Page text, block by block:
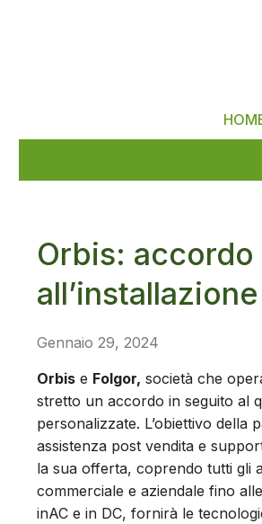
Orbis:
Gennaio 29, 2024
Orbis e Folgor, società che
stretto un accordo in seguito al
personalizzate. L’obiettivo della
assistenza post vendita e
la sua offerta, coprendo tutti gli
commerciale e aziendale fino
inAC e in DC, fornirà le